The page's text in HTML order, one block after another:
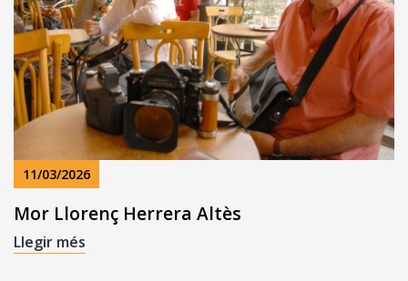
11/03/2026
Mor Llorenç Herrera Altès
Llegir més